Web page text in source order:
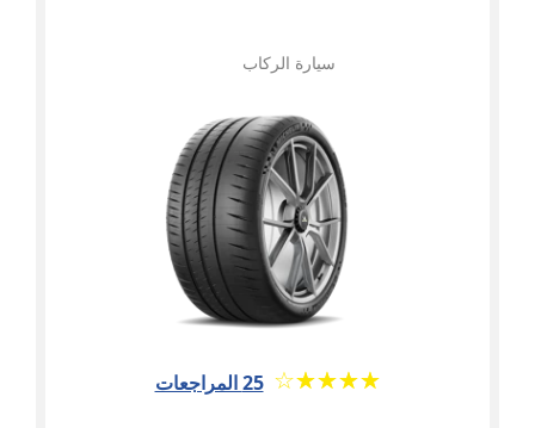
سيارة الركاب
★★★★★
☆☆☆☆☆ 25 المراجعات